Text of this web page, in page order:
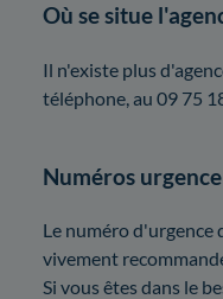
Où se situe
Il n'existe plus
téléphone, au 09 75
Numéros
Le numéro d'urgence
vivement
Si vous êtes dans le